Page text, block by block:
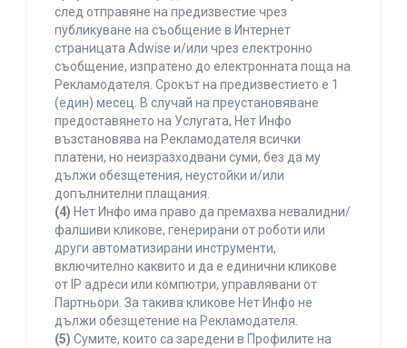
след отправяне на предизвестие чрез
публикуване на съобщение в Интернет
страницата Adwise и/или чрез електронно
съобщение, изпратено до електронната поща на
Рекламодателя. Срокът на предизвестието е 1
(един) месец. В случай на преустановяване
предоставянето на Услугата, Нет Инфо
възстановява на Рекламодателя всички
платени, но неизразходвани суми, без да му
дължи обезщетения, неустойки и/или
допълнителни плащания.
(4) Нет Инфо има право да премахва невалидни/
фалшиви кликове, генерирани от роботи или
други автоматизирани инструменти,
включително каквито и да е единични кликове
от IP адреси или компютри, управлявани от
Партньори. За такива кликове Нет Инфо не
дължи обезщетение на Рекламодателя.
(5) Сумите, които са заредени в Профилите на